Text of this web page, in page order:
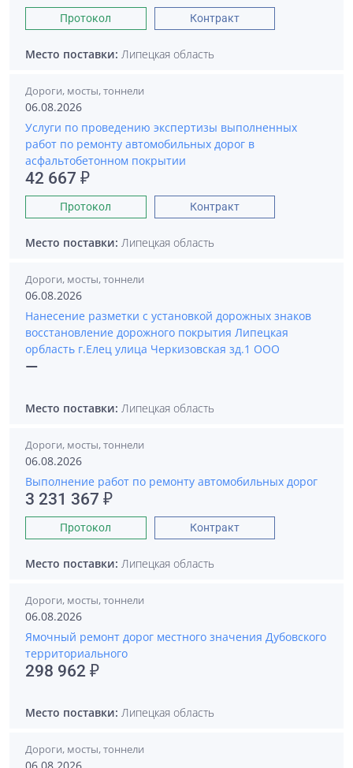
Протокол Контракт
Место поставки: Липецкая область
Дороги, мосты, тоннели
06.08.2026
Услуги по проведению экспертизы выполненных
работ по ремонту автомобильных дорог в
асфальтобетонном покрытии
42 667 ₽
Протокол Контракт
Место поставки: Липецкая область
Дороги, мосты, тоннели
06.08.2026
Нанесение разметки с установкой дорожных знаков
восстановление дорожного покрытия Липецкая
орбласть г.Елец улица Черкизовская зд.1 ООО
—
Место поставки: Липецкая область
Дороги, мосты, тоннели
06.08.2026
Выполнение работ по ремонту автомобильных дорог
3 231 367 ₽
Протокол Контракт
Место поставки: Липецкая область
Дороги, мосты, тоннели
06.08.2026
Ямочный ремонт дорог местного значения Дубовского
территориального
298 962 ₽
Место поставки: Липецкая область
Дороги, мосты, тоннели